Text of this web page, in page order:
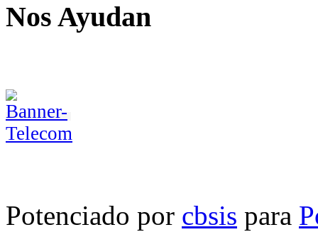
Nos Ayudan
Potenciado por cbsis para